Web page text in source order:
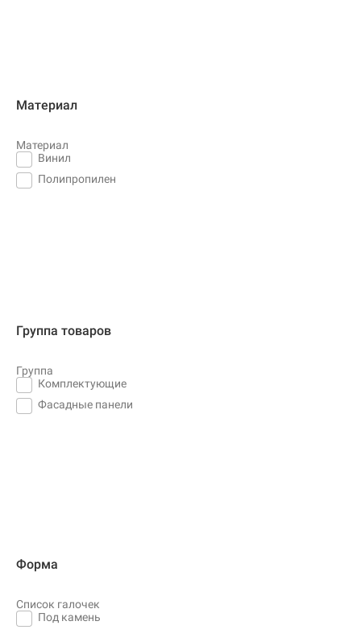
Материал
Материал
Винил
Полипропилен
Группа товаров
Группа
Комплектующие
Фасадные панели
Форма
Список галочек
Под камень